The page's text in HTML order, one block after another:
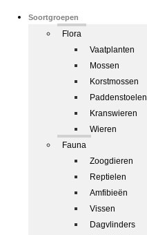
Soortgroepen
Flora
Vaatplanten
Mossen
Korstmossen
Paddenstoelen
Kranswieren
Wieren
Fauna
Zoogdieren
Reptielen
Amfibieën
Vissen
Dagvlinders